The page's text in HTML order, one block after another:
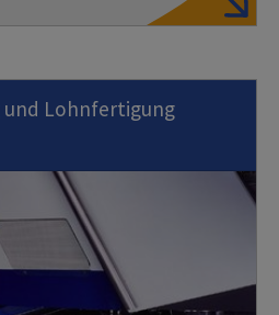
Lohnfertigung